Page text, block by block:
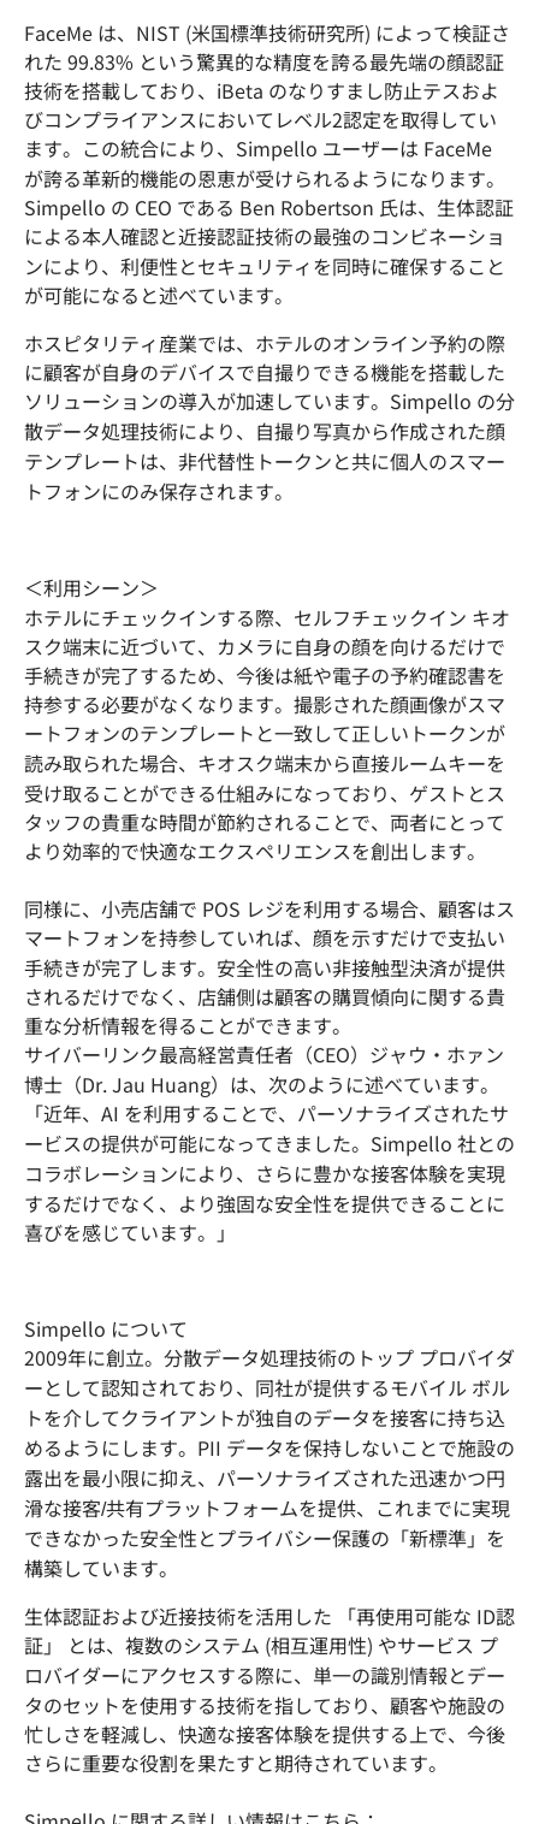
FaceMe は、NIST (米国標準技術研究所) によって検証さ
れた 99.83% という驚異的な精度を誇る最先端の顔認証
技術を搭載しており、iBeta のなりすまし防止テスおよ
びコンプライアンスにおいてレベル2認定を取得してい
ます。この統合により、Simpello ユーザーは FaceMe
が誇る革新的機能の恩恵が受けられるようになります。
Simpello の CEO である Ben Robertson 氏は、生体認証
による本人確認と近接認証技術の最強のコンビネーショ
ンにより、利便性とセキュリティを同時に確保すること
が可能になると述べています。
ホスピタリティ産業では、ホテルのオンライン予約の際
に顧客が自身のデバイスで自撮りできる機能を搭載した
ソリューションの導入が加速しています。Simpello の分
散データ処理技術により、自撮り写真から作成された顔
テンプレートは、非代替性トークンと共に個人のスマー
トフォンにのみ保存されます。
＜利用シーン＞
ホテルにチェックインする際、セルフチェックイン キオ
スク端末に近づいて、カメラに自身の顔を向けるだけで
手続きが完了するため、今後は紙や電子の予約確認書を
持参する必要がなくなります。撮影された顔画像がスマ
ートフォンのテンプレートと一致して正しいトークンが
読み取られた場合、キオスク端末から直接ルームキーを
受け取ることができる仕組みになっており、ゲストとス
タッフの貴重な時間が節約されることで、両者にとって
より効率的で快適なエクスペリエンスを創出します。
同様に、小売店舗で POS レジを利用する場合、顧客はス
マートフォンを持参していれば、顔を示すだけで支払い
手続きが完了します。安全性の高い非接触型決済が提供
されるだけでなく、店舗側は顧客の購買傾向に関する貴
重な分析情報を得ることができます。
サイバーリンク最高経営責任者（CEO）ジャウ・ホァン
博士（Dr. Jau Huang）は、次のように述べています。
「近年、AI を利用することで、パーソナライズされたサ
ービスの提供が可能になってきました。Simpello 社との
コラボレーションにより、さらに豊かな接客体験を実現
するだけでなく、より強固な安全性を提供できることに
喜びを感じています。」
Simpello について
2009年に創立。分散データ処理技術のトップ プロバイダ
ーとして認知されており、同社が提供するモバイル ボル
トを介してクライアントが独自のデータを接客に持ち込
めるようにします。PII データを保持しないことで施設の
露出を最小限に抑え、パーソナライズされた迅速かつ円
滑な接客/共有プラットフォームを提供、これまでに実現
できなかった安全性とプライバシー保護の「新標準」を
構築しています。
生体認証および近接技術を活用した 「再使用可能な ID認
証」 とは、複数のシステム (相互運用性) やサービス プ
ロバイダーにアクセスする際に、単一の識別情報とデー
タのセットを使用する技術を指しており、顧客や施設の
忙しさを軽減し、快適な接客体験を提供する上で、今後
さらに重要な役割を果たすと期待されています。